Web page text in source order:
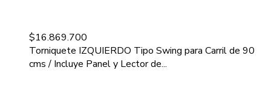
$16.869.700
Torniquete IZQUIERDO Tipo Swing para Carril de 90
cms / Incluye Panel y Lector de...